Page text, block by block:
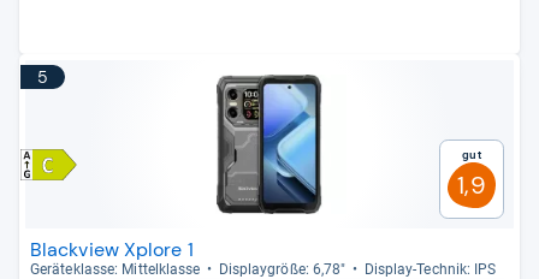
5
Gut
1,9
Blackview Xplore 1
Gerä­te­klasse: Mit­tel­klasse Dis­play­größe: 6,78"
Dis­play-​Tech­nik: IPS